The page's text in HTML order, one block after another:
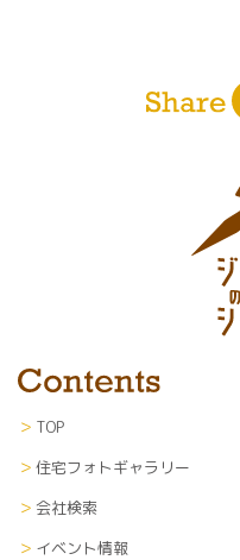
〇利用者のサービス
解析、分析、マーケ
イト等各種媒体への
※なお、上記サービ
することが出来ます。
利用者のプライバシ
を得ることなく第三
ん。
■個人情報の管理
当サイトにて収集し
き、漏洩や流出、改
し、継続的に運営し
TOP
住宅フォトギャラリー
会社検索
イベント情報